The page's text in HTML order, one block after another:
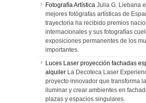
Fotografía Artística Julia G. Liebana
mejores fotógrafas artísticas de
trayectoria ha recibido premios
internacionales y sus fotografías
exposiciones permanentes de los
importantes.
Luces Laser proyección fachadas
alquiler La Decoteca Laser
proyecto innovador que transforma
iluminar y crear ambientes en
plazas y espacios singulares.